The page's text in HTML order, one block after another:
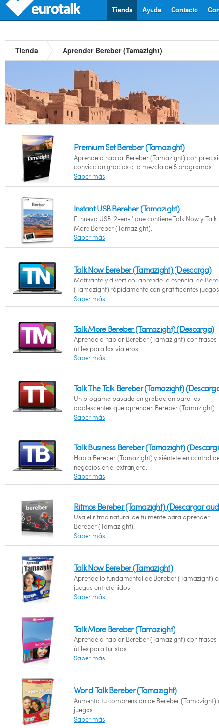
Contacto
Ayuda
Tienda
Tienda Aprender Bereber (Tamazight)
Premium Set Bereber (Tamazight)
Aprende a hablar Bereber (Tamazight) con
convicción gracias a la mezcla de 5 programas.
Saber más
Instant USB Bereber (Tamazight)
El nuevo USB ‘2-en-1’ que contiene Talk Now y Talk
More Bereber (Tamazight).
Saber más
Talk Now Bereber (Tamazight) (Descarga)
Motivante y divertido: aprende lo esencial de
(Tamazight) rápidamente con gratificantes
Saber más
Talk More Bereber (Tamazight) (Descarga)
Aprende a hablar Bereber (Tamazight) con frases
útiles para los viajeros.
Saber más
Talk The Talk Bereber (Tamazight)
Un progama basado en grabación para los
adolescentes que aprenden Bereber (Tamazight).
Saber más
Talk Business Bereber (Tamazight)
Habla Bereber (Tamazight) y siéntete en control
negocios en el extranjero.
Saber más
Ritmos Bereber (Tamazight) (Descargar
Usa el ritmo natural de tu mente para aprender
Bereber (Tamazight).
Saber más
Talk Now Bereber (Tamazight)
Aprende lo fundamental de Bereber (Tamazight)
juegos entretenidos.
Saber más
Talk More Bereber (Tamazight)
Aprende a hablar Bereber (Tamazight) con frases
útiles para turistas.
Saber más
World Talk Bereber (Tamazight)
Aumenta tu comprensión de Bereber (Tamazight)
juegos.
Saber más